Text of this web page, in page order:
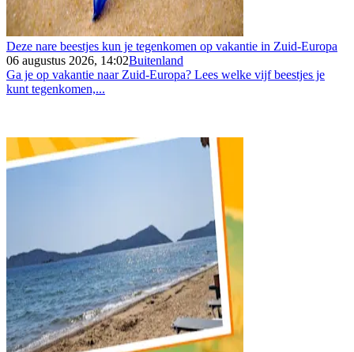
Deze nare beestjes kun je tegenkomen op vakantie in Zuid-Europa
06 augustus 2026, 14:02Buitenland
Ga je op vakantie naar Zuid-Europa? Lees welke vijf beestjes je
kunt tegenkomen,...